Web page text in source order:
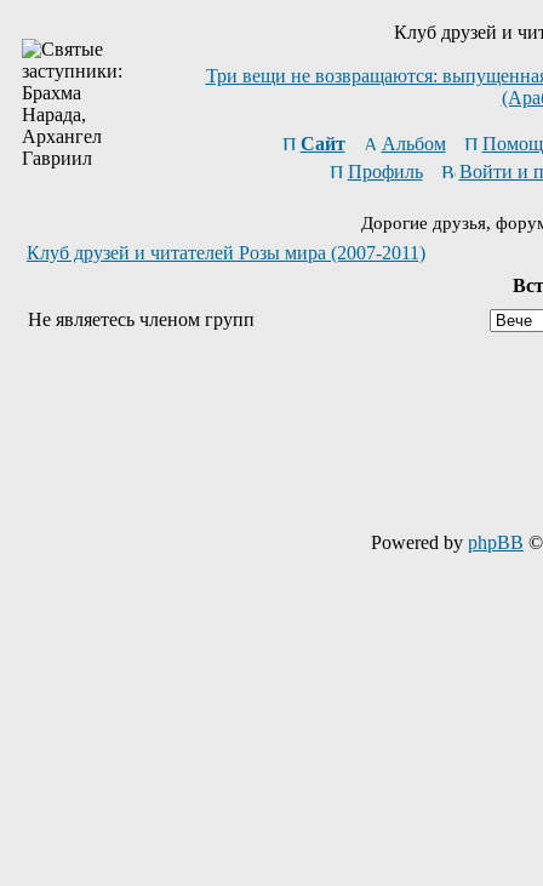
Клуб друзей и
Три вещи не возвращаются:
Сайт Альбом
Профиль
Войти и
Дорогие друзья,
Клуб друзей и читателей Розы мира (2007-2011)
Не являетесь членом групп
Powered by phpBB ©